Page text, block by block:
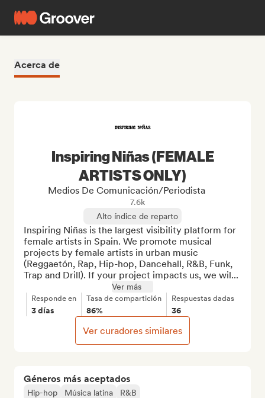
Acerca de
Géneros más aceptados
Hip-hop Música latina R&B
Inspiring Niñas (FEMALE
ARTISTS ONLY)
Medios De Comunicación/Periodista
7.6k
Alto índice de reparto
Inspiring Niñas is the largest visibility platform for
female artists in Spain. We promote musical
projects by female artists in urban music
(Reggaetón, Rap, Hip-hop, Dancehall, R&B, Funk,
Trap and Drill). If your project impacts us, we wil...
Ver más
Responde en
3 días
Tasa de compartición
86%
Respuestas dadas
36
Ver curadores similares